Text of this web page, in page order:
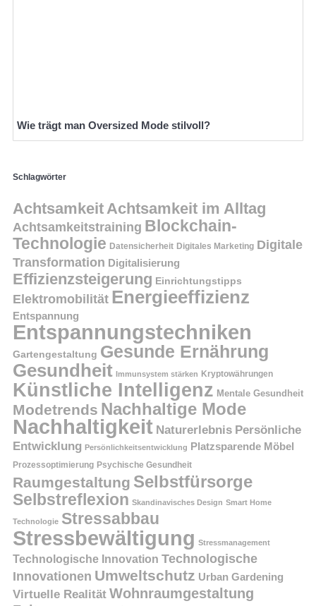
Wie trägt man Oversized Mode stilvoll?
Schlagwörter
AchtsamkeitAchtsamkeit im Alltag
Achtsamkeitstraining Blockchain-
Technologie Datensicherheit Digitales Marketing Digitale
Transformation Digitalisierung
Effizienzsteigerung Einrichtungstipps
Elektromobilität Energieeffizienz
Entspannung
Entspannungstechniken
Gartengestaltung Gesunde Ernährung
Gesundheit Immunsystem stärken Kryptowährungen
Künstliche Intelligenz Mentale Gesundheit
Modetrends Nachhaltige Mode
Nachhaltigkeit Naturerlebnis Persönliche
Entwicklung Persönlichkeitsentwicklung Platzsparende Möbel
Prozessoptimierung Psychische Gesundheit
Raumgestaltung Selbstfürsorge
Selbstreflexion Skandinavisches Design Smart Home
Technologie Stressabbau
Stressbewältigung Stressmanagement
Technologische Innovation Technologische
Innovationen Umweltschutz Urban Gardening
Virtuelle Realität Wohnraumgestaltung